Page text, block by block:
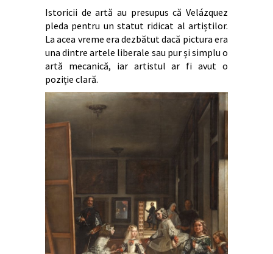
Istoricii de artă au presupus că Velázquez
pleda pentru un statut ridicat al artiștilor.
La acea vreme era dezbătut dacă pictura era
una dintre artele liberale sau pur și simplu o
artă mecanică, iar artistul ar fi avut o
poziție clară.